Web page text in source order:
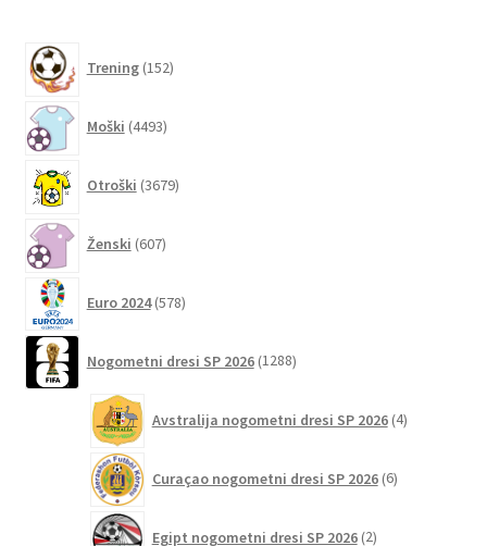
Trening 152izdelkov
Moški 4493izdelkov
Otroški 3679izdelkov
Ženski 607izdelkov
Euro 2024 578izdelkov
Nogometni dresi SP 2026 1288izdelkov
Avstralija nogometni dresi SP 2026 4izdelki
Curaçao nogometni dresi SP 2026 6izdelkov
Egipt nogometni dresi SP 2026 2